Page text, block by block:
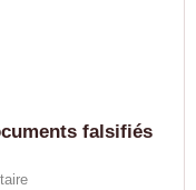
falsifiés